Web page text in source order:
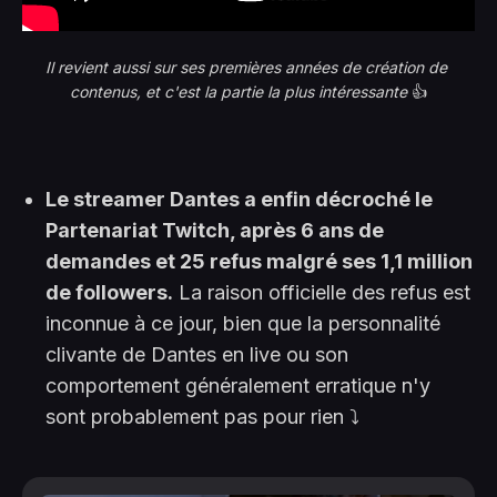
Il revient aussi sur ses premières années de création de
contenus, et c'est la partie la plus intéressante 👍
Le streamer Dantes a enfin décroché le
Partenariat Twitch, après 6 ans de
demandes et 25 refus malgré ses 1,1 million
de followers. La raison officielle des refus est
inconnue à ce jour, bien que la personnalité
clivante de Dantes en live ou son
comportement généralement erratique n'y
sont probablement pas pour rien ⤵️